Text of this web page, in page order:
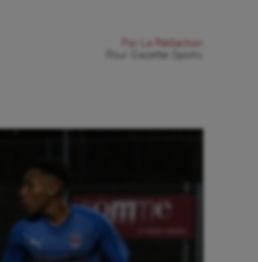
Par
La Rédaction
Gazette Sports